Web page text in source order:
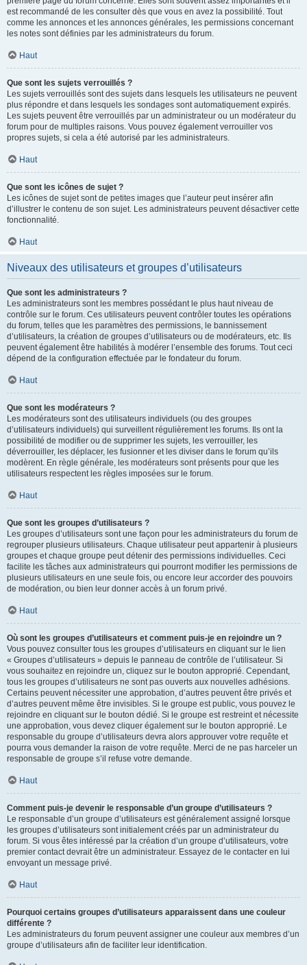
est recommandé de les consulter dès que vous en avez la possibilité. Tout
comme les annonces et les annonces générales, les permissions concernant
les notes sont définies par les administrateurs du forum.
Haut
Que sont les sujets verrouillés ?
Les sujets verrouillés sont des sujets dans lesquels les utilisateurs ne peuvent
plus répondre et dans lesquels les sondages sont automatiquement expirés.
Les sujets peuvent être verrouillés par un administrateur ou un modérateur du
forum pour de multiples raisons. Vous pouvez également verrouiller vos
propres sujets, si cela a été autorisé par les administrateurs.
Haut
Que sont les icônes de sujet ?
Les icônes de sujet sont de petites images que l’auteur peut insérer afin
d’illustrer le contenu de son sujet. Les administrateurs peuvent désactiver cette
fonctionnalité.
Haut
Niveaux des utilisateurs et groupes d’utilisateurs
Que sont les administrateurs ?
Les administrateurs sont les membres possédant le plus haut niveau de
contrôle sur le forum. Ces utilisateurs peuvent contrôler toutes les opérations
du forum, telles que les paramètres des permissions, le bannissement
d’utilisateurs, la création de groupes d’utilisateurs ou de modérateurs, etc. Ils
peuvent également être habilités à modérer l’ensemble des forums. Tout ceci
dépend de la configuration effectuée par le fondateur du forum.
Haut
Que sont les modérateurs ?
Les modérateurs sont des utilisateurs individuels (ou des groupes
d’utilisateurs individuels) qui surveillent régulièrement les forums. Ils ont la
possibilité de modifier ou de supprimer les sujets, les verrouiller, les
déverrouiller, les déplacer, les fusionner et les diviser dans le forum qu’ils
modèrent. En règle générale, les modérateurs sont présents pour que les
utilisateurs respectent les règles imposées sur le forum.
Haut
Que sont les groupes d’utilisateurs ?
Les groupes d’utilisateurs sont une façon pour les administrateurs du forum de
regrouper plusieurs utilisateurs. Chaque utilisateur peut appartenir à plusieurs
groupes et chaque groupe peut détenir des permissions individuelles. Ceci
facilite les tâches aux administrateurs qui pourront modifier les permissions de
plusieurs utilisateurs en une seule fois, ou encore leur accorder des pouvoirs
de modération, ou bien leur donner accès à un forum privé.
Haut
Où sont les groupes d’utilisateurs et comment puis-je en rejoindre un ?
Vous pouvez consulter tous les groupes d’utilisateurs en cliquant sur le lien
« Groupes d’utilisateurs » depuis le panneau de contrôle de l’utilisateur. Si
vous souhaitez en rejoindre un, cliquez sur le bouton approprié. Cependant,
tous les groupes d’utilisateurs ne sont pas ouverts aux nouvelles adhésions.
Certains peuvent nécessiter une approbation, d’autres peuvent être privés et
d’autres peuvent même être invisibles. Si le groupe est public, vous pouvez le
rejoindre en cliquant sur le bouton dédié. Si le groupe est restreint et nécessite
une approbation, vous devez cliquer également sur le bouton approprié. Le
responsable du groupe d’utilisateurs devra alors approuver votre requête et
pourra vous demander la raison de votre requête. Merci de ne pas harceler un
responsable de groupe s’il refuse votre demande.
Haut
Comment puis-je devenir le responsable d’un groupe d’utilisateurs ?
Le responsable d’un groupe d’utilisateurs est généralement assigné lorsque
les groupes d’utilisateurs sont initialement créés par un administrateur du
forum. Si vous êtes intéressé par la création d’un groupe d’utilisateurs, votre
premier contact devrait être un administrateur. Essayez de le contacter en lui
envoyant un message privé.
Haut
Pourquoi certains groupes d’utilisateurs apparaissent dans une couleur
différente ?
Les administrateurs du forum peuvent assigner une couleur aux membres d’un
groupe d’utilisateurs afin de faciliter leur identification.